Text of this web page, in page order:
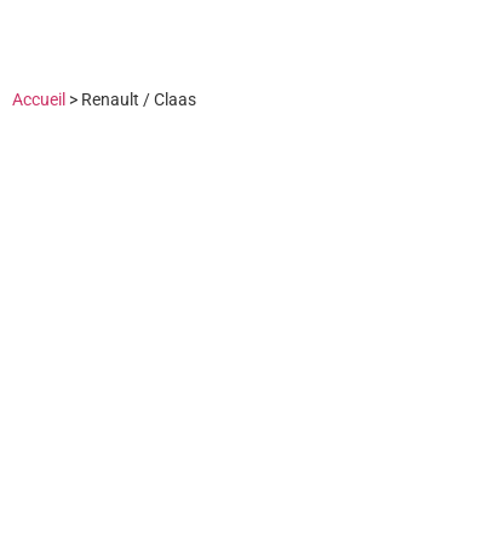
Accueil > Renault / Claas